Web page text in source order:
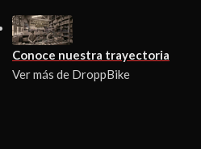
Conoce nuestra trayectoria
Ver más de DroppBike